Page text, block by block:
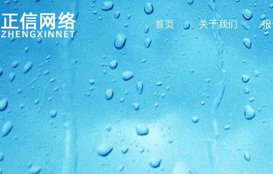
首页 关于我们